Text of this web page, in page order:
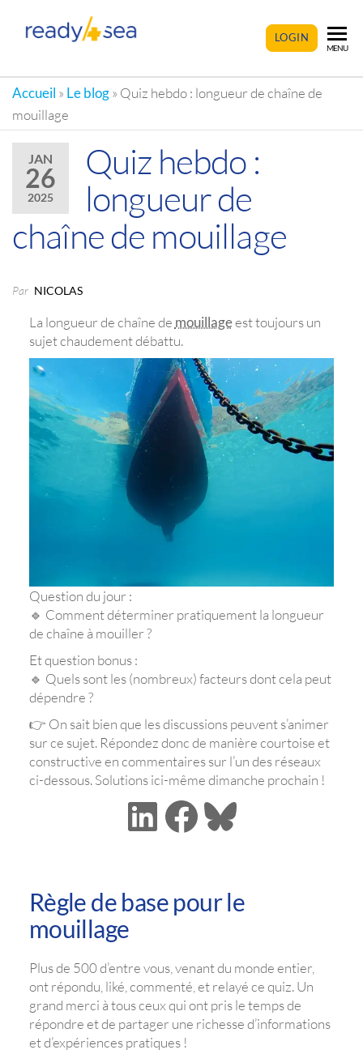
READY4SEALOGIN
MENU
Accueil » Le blog» Quiz hebdo : longueur de chaîne de
mouillage
JAN
26
2025
Quiz hebdo :
longueur de
chaîne de mouillage
Par NICOLAS
La longueur de chaîne de mouillageest toujours un
sujet chaudement débattu.
Question du jour :
🔹 Comment déterminer pratiquement la longueur
de chaîne à mouiller ?
Et question bonus :
🔹 Quels sont les (nombreux) facteurs dont cela peut
dépendre ?
👉 On sait bien que les discussions peuvent s’animer
sur ce sujet. Répondez donc de manière courtoise et
constructive en commentaires sur l’un des réseaux
ci-dessous. Solutions ici-même dimanche prochain !
Règle de base pour le
mouillage
Plus de 500 d’entre vous, venant du monde entier,
ont répondu, liké, commenté, et relayé ce quiz. Un
grand merci à tous ceux qui ont pris le temps de
répondre et de partager une richesse d’informations
et d’expériences pratiques !